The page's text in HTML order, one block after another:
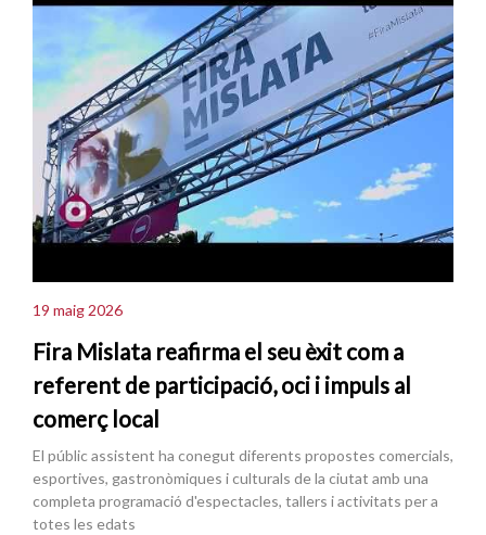
19 maig 2026
Fira Mislata reafirma el seu èxit com a
referent de participació, oci i impuls al
comerç local
El públic assistent ha conegut diferents propostes comercials,
esportives, gastronòmiques i culturals de la ciutat amb una
completa programació d'espectacles, tallers i activitats per a
totes les edats